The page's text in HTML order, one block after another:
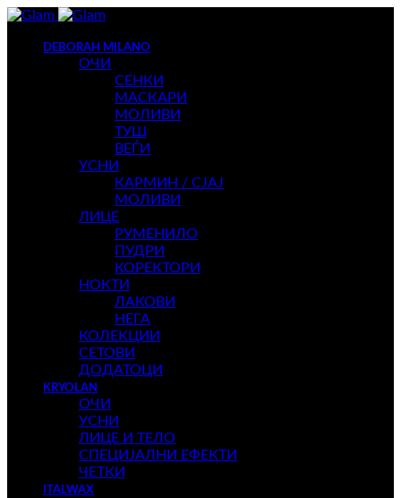
DEBORAH MILANO
ОЧИ
СЕНКИ
МАСКАРИ
МОЛИВИ
ТУШ
ВЕЃИ
УСНИ
КАРМИН / СЈАЈ
МОЛИВИ
ЛИЦЕ
РУМЕНИЛО
ПУДРИ
КОРЕКТОРИ
НОКТИ
ЛАКОВИ
НЕГА
КОЛЕКЦИИ
СЕТОВИ
ДОДАТОЦИ
KRYOLAN
ОЧИ
УСНИ
ЛИЦЕ И ТЕЛО
СПЕЦИЈАЛНИ ЕФЕКТИ
ЧЕТКИ
ITALWAX